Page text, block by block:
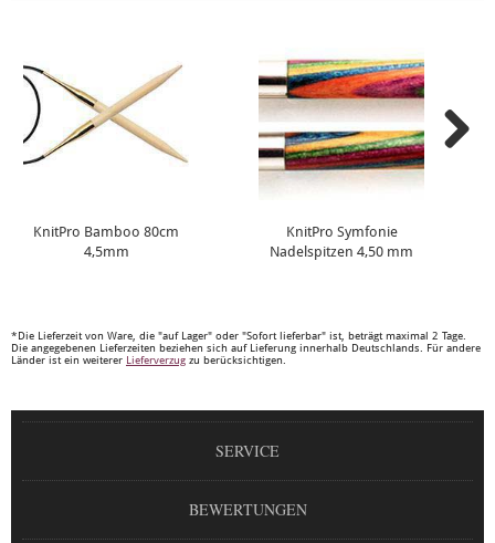
KnitPro Bamboo 80cm
4,5mm
KnitPro Symfonie
Nadelspitzen 4,50 mm
*Die Lieferzeit von Ware, die "auf Lager" oder "Sofort lieferbar" ist, beträgt maximal 2 Tage.
Die angegebenen Lieferzeiten beziehen sich auf Lieferung innerhalb Deutschlands. Für andere
Länder ist ein weiterer Lieferverzug zu berücksichtigen.
SERVICE
BEWERTUNGEN